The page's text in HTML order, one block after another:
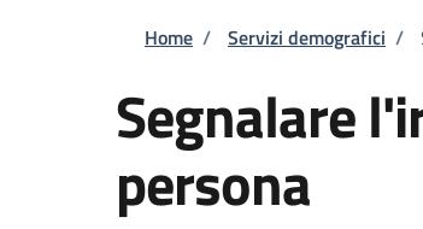
Briciole di
Home / Servizi demografici /
Segnalare
persona